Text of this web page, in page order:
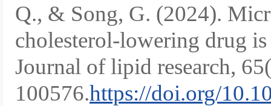
Q., & Song, G. (2024).
cholesterol-lowering drug
Journal of lipid research,
100576.https://doi.org/